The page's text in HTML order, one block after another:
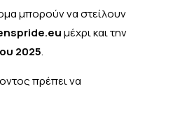
μπορούν να στείλουν
μέχρι και την
2025.
πρέπει να